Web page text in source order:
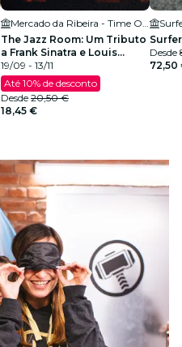
Mercado da Ribeira - Time Out Market
The Jazz Room: Um Tributo
a Frank Sinatra e Louis
Armstrong
19/09 - 13/11
Até 10% de desconto
Desde 20,50 €
18,45 €
Desde
72,50